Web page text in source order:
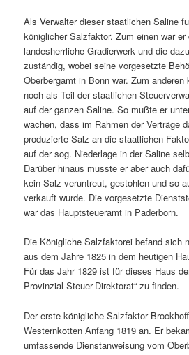
Als Verwalter dieser staatlichen Saline
königlicher Salzfaktor. Zum einen war er
landesherrliche Gradierwerk und die
zuständig, wobei seine vorgesetzte
Oberbergamt in Bonn war. Zum
noch als Teil der staatlichen
auf der ganzen Saline. So mußte er
wachen, dass im Rahmen der Verträge
produzierte Salz an die staatlichen
auf der sog. Niederlage in der Saline
Darüber hinaus musste er aber auch
kein Salz veruntreut, gestohlen und so
verkauft wurde. Die vorgesetzte
war das Hauptsteueramt in Paderborn.
Die Königliche Salzfaktorei befand sich
aus dem Jahre 1825 in dem heutigen
Für das Jahr 1829 ist für dieses Haus
Provinzial-Steuer-Direktorat“ zu finden.
Der erste königliche Salzfaktor
Westernkotten Anfang 1819 an. Er
umfassende Dienstanweisung vom